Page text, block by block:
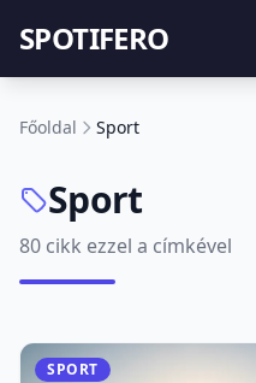
SPOTIFERO
Főoldal Sport
Sport
80 cikk ezzel a címkével
SPORT